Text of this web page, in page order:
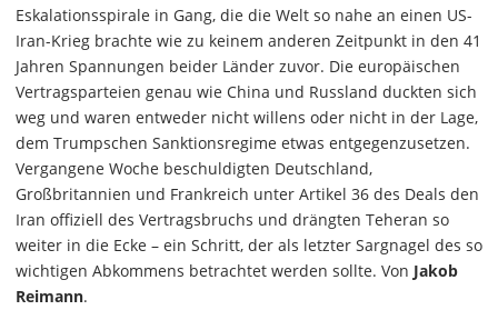
Eskalationsspirale in Gang, die die Welt so nahe an einen US-
Iran-Krieg brachte wie zu keinem anderen Zeitpunkt in den 41
Jahren Spannungen beider Länder zuvor. Die europäischen
Vertragsparteien genau wie China und Russland duckten sich
weg und waren entweder nicht willens oder nicht in der Lage,
dem Trumpschen Sanktionsregime etwas entgegenzusetzen.
Vergangene Woche beschuldigten Deutschland,
Großbritannien und Frankreich unter Artikel 36 des Deals den
Iran offiziell des Vertragsbruchs und drängten Teheran so
weiter in die Ecke – ein Schritt, der als letzter Sargnagel des so
wichtigen Abkommens betrachtet werden sollte. Von Jakob
Reimann.